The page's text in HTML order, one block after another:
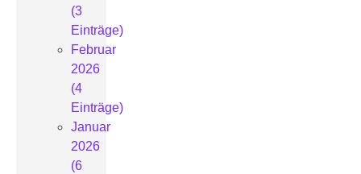
(3
Einträge)
Februar
2026
(4
Einträge)
Januar
2026
(6